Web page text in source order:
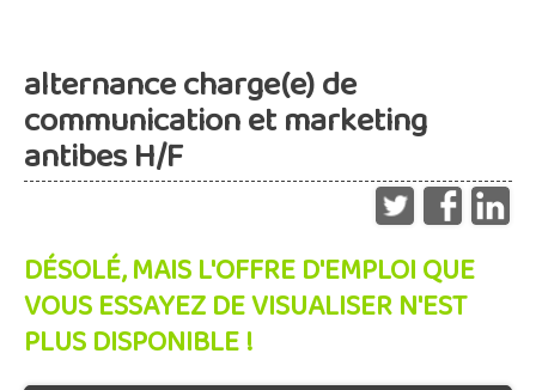
alternance charge(e) de
communication et marketing
antibes H/F
DÉSOLÉ, MAIS L'OFFRE D'EMPLOI QUE
VOUS ESSAYEZ DE VISUALISER N'EST
PLUS DISPONIBLE !